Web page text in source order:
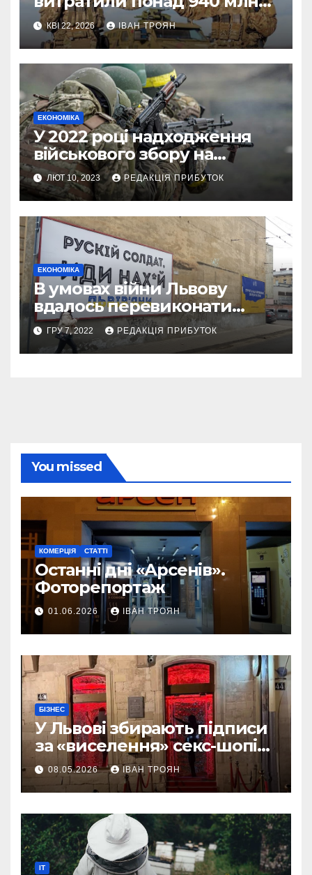
грн на оборону: хто
найбільше
КВІ 22, 2026 ІВАН ТРОЯН
ЕКОНОМІКА
У 2022 році надходження
військового збору на
Львівщині зросли на понад
50%
ЛЮТ 10, 2023 РЕДАКЦІЯ ПРИБУТОК
ЕКОНОМІКА
В умовах війни Львову
вдалось перевиконати
бюджет на понад 8%
ГРУ 7, 2022 РЕДАКЦІЯ ПРИБУТОК
You missed
КОМЕРЦІЯ СТАТТІ
Останні дні «Арсенів».
Фоторепортаж
01.06.2026 ІВАН ТРОЯН
БІЗНЕС
У Львові збирають підписи
за «виселення» секс-шопів
із центру міста
08.05.2026 ІВАН ТРОЯН
IT